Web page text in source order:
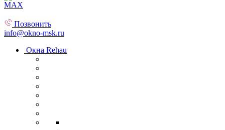
Позвонить
info@okno-msk.ru
Окна Rehau